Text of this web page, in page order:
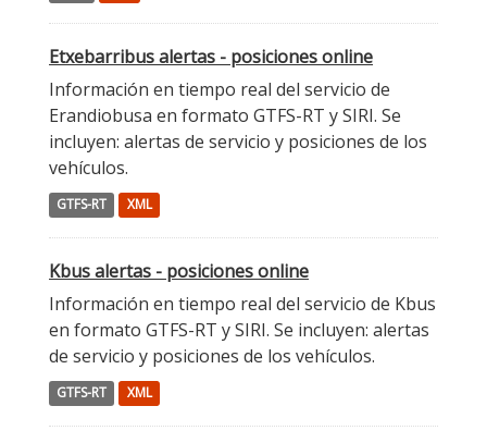
Etxebarribus alertas - posiciones online
Información en tiempo real del servicio de
Erandiobusa en formato GTFS-RT y SIRI. Se
incluyen: alertas de servicio y posiciones de los
vehículos.
GTFS-RT XML
Kbus alertas - posiciones online
Información en tiempo real del servicio de Kbus
en formato GTFS-RT y SIRI. Se incluyen: alertas
de servicio y posiciones de los vehículos.
GTFS-RT XML